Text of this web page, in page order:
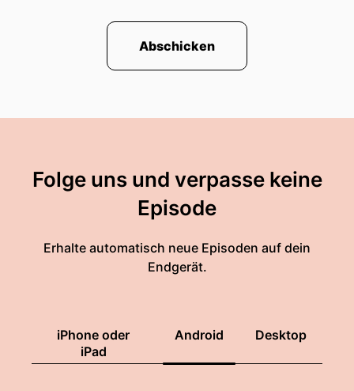
Abschicken
Folge uns und verpasse keine
Episode
Erhalte automatisch neue Episoden auf dein
Endgerät.
iPhone oder
iPad
Android Desktop